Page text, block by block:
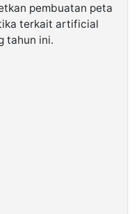
pembuatan peta
terkait artificial
tahun ini.